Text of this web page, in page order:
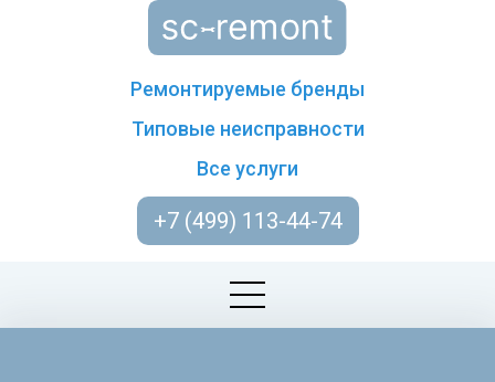
Ремонтируемые бренды
Типовые неисправности
Все услуги
+7 (499) 113-44-74